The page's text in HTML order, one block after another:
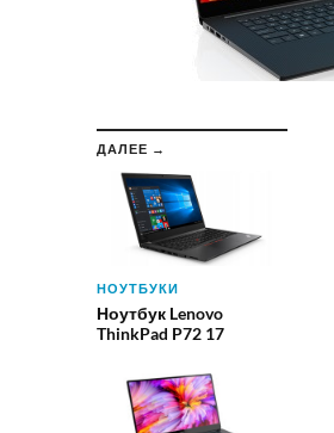
ДАЛЕЕ →
НОУТБУКИ
Ноутбук Lenovo
ThinkPad P72 17